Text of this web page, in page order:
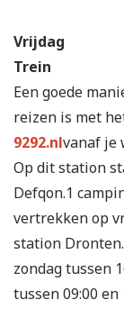
Vrijdag
Trein
Een goede
reizen is met
9292.nlvanaf je
Op dit station
Defqon.1
vertrekken op
station
zondag tussen
tussen 09:00